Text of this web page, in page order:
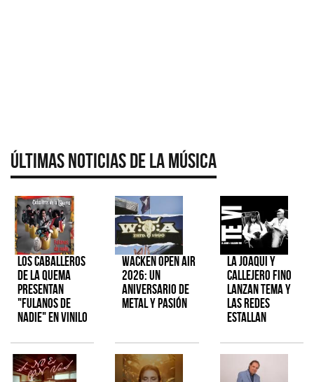
Últimas Noticias de la Música
Los Caballeros
de la Quema
presentan
"Fulanos de
Nadie" en vinilo
Wacken Open Air
2026: Un
aniversario de
metal y pasión
La Joaqui y
Callejero Fino
lanzan tema y
las redes
estallan